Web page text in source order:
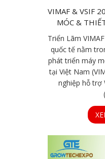
VIMAF & VSIF
MÓC &
Triển Lãm
quốc tế nằm
phát triển máy
tại Việt Nam
nghiệp hỗ trợ